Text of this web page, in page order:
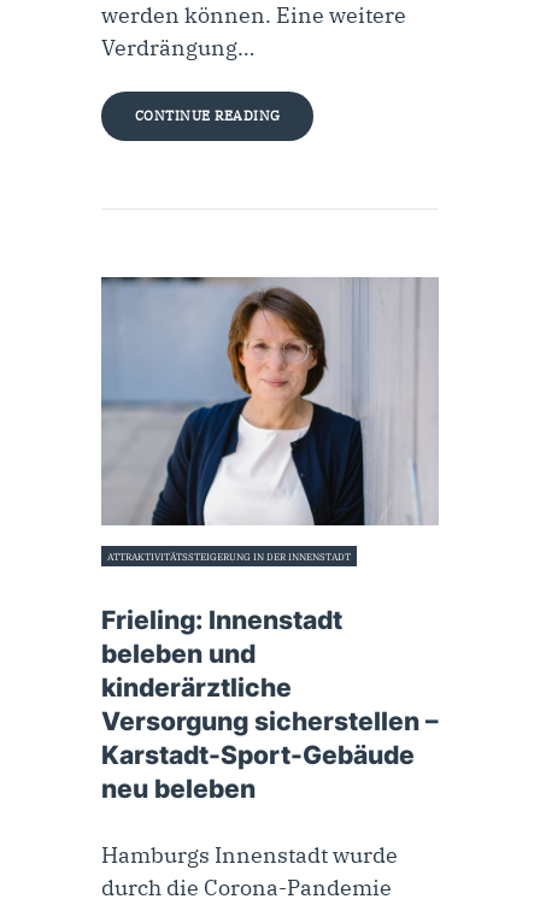
werden können. Eine weitere
Verdrängung…
CONTINUE READING
ATTRAKTIVITÄTSSTEIGERUNG IN DER INNENSTADT
Frieling: Innenstadt
beleben und
kinderärztliche
Versorgung sicherstellen –
Karstadt-Sport-Gebäude
neu beleben
Hamburgs Innenstadt wurde
durch die Corona-Pandemie